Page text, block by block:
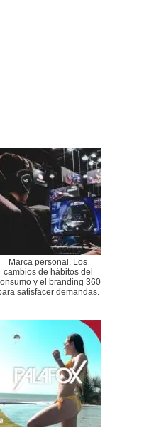
Marca personal. Los
cambios de hábitos del
y el branding 360
satisfacer demandas.